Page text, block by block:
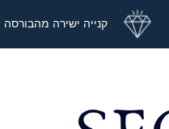
קנייה ישירה מהבורסה